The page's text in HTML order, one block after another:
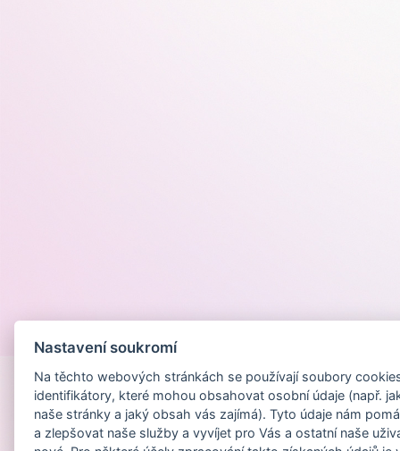
Nastavení soukromí
Na těchto webových stránkách se používají soubory
identifikátory, které mohou obsahovat osobní údaje (např.
naše stránky a jaký obsah vás zajímá). Tyto údaje nám
a zlepšovat naše služby a vyvíjet pro Vás a ostatní naše